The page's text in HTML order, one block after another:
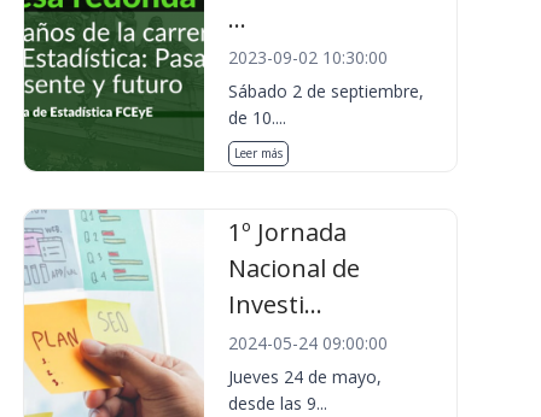
...
2023-09-02 10:30:00
Sábado 2 de septiembre,
de 10....
Leer más
1º Jornada
Nacional de
Investi...
2024-05-24 09:00:00
Jueves 24 de mayo,
desde las 9...